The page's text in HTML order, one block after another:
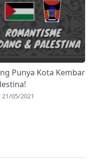
Punya Kota Kembar
21/05/2021